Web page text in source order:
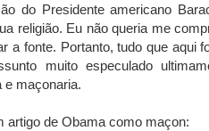
do Presidente americano
religião. Eu não queria me
a fonte. Portanto, tudo que aqui
muito especulado
e maçonaria.
artigo de Obama como maçon: